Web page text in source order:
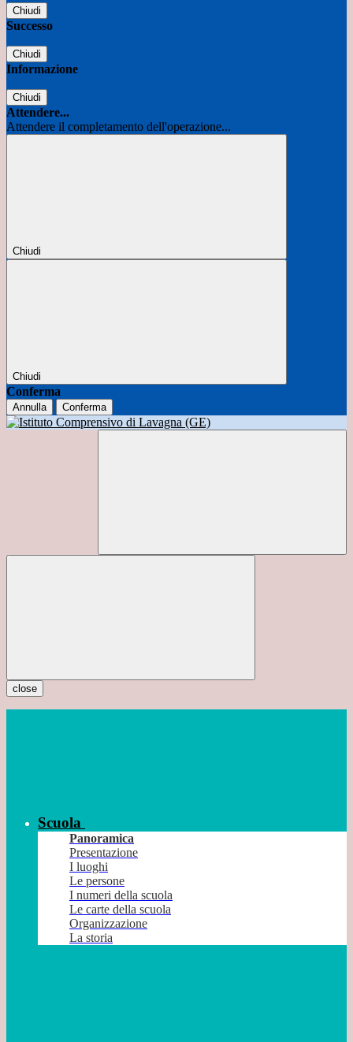
Chiudi
Successo
Chiudi
Informazione
Chiudi
Attendere...
Attendere il completamento dell'operazione...
Chiudi
Chiudi
Conferma
Annulla Conferma
close
Scuola
Panoramica
Presentazione
I luoghi
Le persone
I numeri della scuola
Le carte della scuola
Organizzazione
La storia